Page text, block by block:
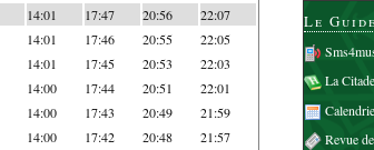
14:01 17:47 20:56 22:07
14:01 17:46 20:55 22:05
14:01 17:45 20:53 22:03
14:00 17:44 20:51 22:01
14:00 17:43 20:49 21:59
14:00 17:42 20:48 21:57
Le
La
Revue